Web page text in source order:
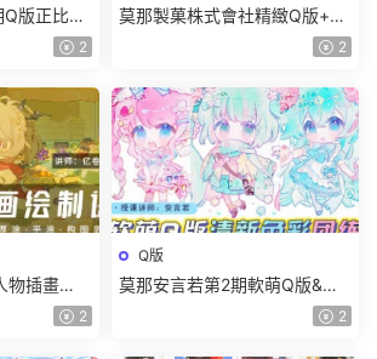
版正比平
課件沒筆
2
莫那製菓株式會社精緻Q版+正
比頭像團練2024【畫質高清有
2
物插畫
有視頻】 2
Q版
莫那安言若第2期軟萌Q版&清
新色彩團練2024【畫質高清有
2